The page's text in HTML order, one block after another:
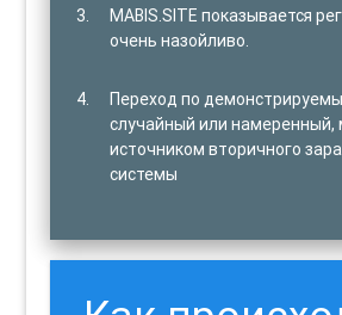
MABIS.SITE показывается
очень назойливо.
Переход по
случайный или намеренный,
источником вторичного
системы